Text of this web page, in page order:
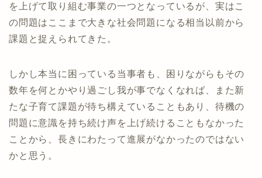
を上げて取り組む事業の一つとなっているが、実はこ
の問題はここまで大きな社会問題になる相当以前から
課題と捉えられてきた。
しかし本当に困っている当事者も、困りながらもその
数年を何とかやり過ごし我が事でなくなれば、また新
たな子育て課題が待ち構えていることもあり、待機の
問題に意識を持ち続け声を上げ続けることもなかった
ことから、長きにわたって進展がなかったのではない
かと思う。